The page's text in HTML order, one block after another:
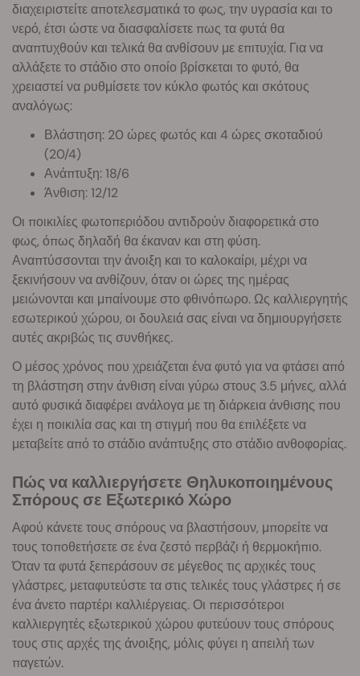
διαχειριστείτε αποτελεσματικά το φως, την υγρασία και το
νερό, έτσι ώστε να διασφαλίσετε πως τα φυτά θα
αναπτυχθούν και τελικά θα ανθίσουν με επιτυχία. Για να
αλλάξετε το στάδιο στο οποίο βρίσκεται το φυτό, θα
χρειαστεί να ρυθμίσετε τον κύκλο φωτός και σκότους
αναλόγως:
Βλάστηση: 20 ώρες φωτός και 4 ώρες σκοταδιού
(20/4)
Ανάπτυξη: 18/6
Άνθιση: 12/12
Οι ποικιλίες φωτοπεριόδου αντιδρούν διαφορετικά στο
φως, όπως δηλαδή θα έκαναν και στη φύση.
Αναπτύσσονται την άνοιξη και το καλοκαίρι, μέχρι να
ξεκινήσουν να ανθίζουν, όταν οι ώρες της ημέρας
μειώνονται και μπαίνουμε στο φθινόπωρο. Ως καλλιεργητής
εσωτερικού χώρου, οι δουλειά σας είναι να δημιουργήσετε
αυτές ακριβώς τις συνθήκες.
Ο μέσος χρόνος που χρειάζεται ένα φυτό για να φτάσει από
τη βλάστηση στην άνθιση είναι γύρω στους 3.5 μήνες, αλλά
αυτό φυσικά διαφέρει ανάλογα με τη διάρκεια άνθισης που
έχει η ποικιλία σας και τη στιγμή που θα επιλέξετε να
μεταβείτε από το στάδιο ανάπτυξης στο στάδιο ανθοφορίας.
Πώς να καλλιεργήσετε Θηλυκοποιημένους
Σπόρους σε Εξωτερικό Χώρο
Αφού κάνετε τους σπόρους να βλαστήσουν, μπορείτε να
τους τοποθετήσετε σε ένα ζεστό περβάζι ή θερμοκήπιο.
Όταν τα φυτά ξεπεράσουν σε μέγεθος τις αρχικές τους
γλάστρες, μεταφυτεύστε τα στις τελικές τους γλάστρες ή σε
ένα άνετο παρτέρι καλλιέργειας. Οι περισσότεροι
καλλιεργητές εξωτερικού χώρου φυτεύουν τους σπόρους
τους στις αρχές της άνοιξης, μόλις φύγει η απειλή των
παγετών.